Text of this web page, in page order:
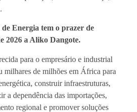
Energia tem o prazer de
2026 a Aliko Dangote.
para o empresário e industrial
milhares de milhões em África para
construir infraestruturas,
a dependência das importações,
regional e promover soluções